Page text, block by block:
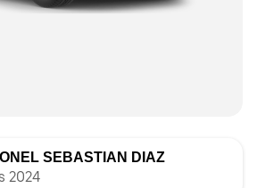
SEBASTIAN DIAZ
2024